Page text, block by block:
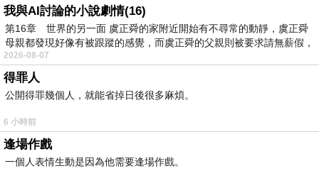
2020-06-26 15:00:03
感恩分享~~
http://www.hamertw.com/shop/viagra
我與AI討論的小說劇情(16)
第16章 世界的另一面 虞正舜的家附近開始有不尋常的動靜，虞正舜
母親都發現好像有被跟蹤的感覺，而虞正舜的父親則被要求請無薪假，
2026-08-07
得罪人
公開得罪幾個人，就能省掉日後很多麻煩。
6 小時前
逢場作戲
一個人表情生動是因為他需要逢場作戲。